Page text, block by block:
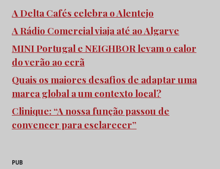
A Delta Cafés celebra o Alentejo
A Rádio Comercial viaja até ao Algarve
MINI Portugal e NEIGHBOR levam o calor
do verão ao ecrã
Quais os maiores desafios de adaptar uma
marca global a um contexto local?
Clinique: “A nossa função passou de
convencer para esclarecer”
PUB